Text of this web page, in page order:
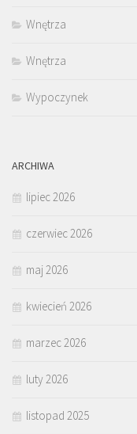
Wnętrza
Wnętrza
Wypoczynek
ARCHIWA
lipiec 2026
czerwiec 2026
maj 2026
kwiecień 2026
marzec 2026
luty 2026
listopad 2025